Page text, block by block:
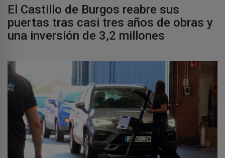
El Castillo de Burgos reabre sus
puertas tras casi tres años de obras y
una inversión de 3,2 millones